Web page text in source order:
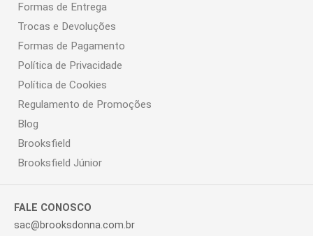
Formas de Entrega
Trocas e Devoluções
Formas de Pagamento
Política de Privacidade
Política de Cookies
Regulamento de Promoções
Blog
Brooksfield
Brooksfield Júnior
FALE CONOSCO
sac@brooksdonna.com.br